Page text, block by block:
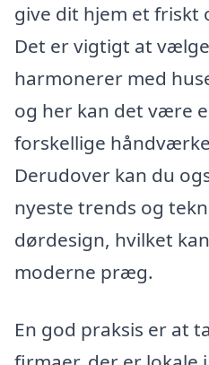
give dit hjem et friskt
Det er vigtigt at
harmonerer med
og her kan det være
forskellige
Derudover kan du
nyeste trends og
dørdesign, hvilket
moderne præg.
En god praksis er at